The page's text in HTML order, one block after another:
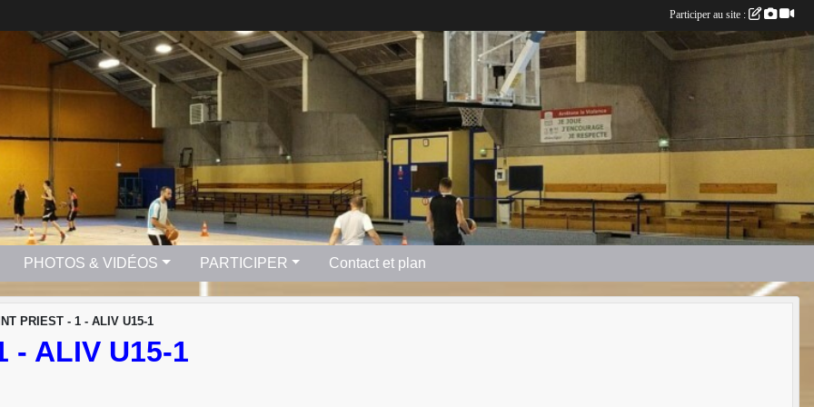
PHOTOS & VIDÉOS PARTICIPER Contact et plan
PRIEST - 1 - ALIV U15-1
- ALIV U15-1
Participer au site :